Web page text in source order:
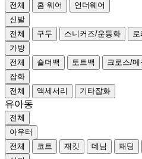
전체
홈 웨어
언더웨어
신발
전체
구두 스니커즈/운동화
가방
전체
숄더백 토트백 크로스/메
잡화
전체
액세서리 기타잡화
유아동
전체
아우터
전체
코트 재킷 데님 패딩